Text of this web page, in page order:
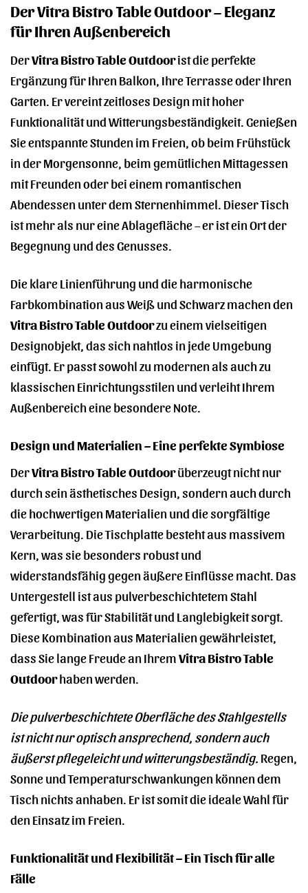
Der Vitra Bistro Table Outdoor – Eleganz
für Ihren Außenbereich
DerVitra Bistro Table Outdoorist die perfekte
Ergänzung für Ihren Balkon, Ihre Terrasse oder Ihren
Garten. Er vereint zeitloses Design mit hoher
Funktionalität und Witterungsbeständigkeit. Genießen
Sie entspannte Stunden im Freien, ob beim Frühstück
in der Morgensonne, beim gemütlichen Mittagessen
mit Freunden oder bei einem romantischen
Abendessen unter dem Sternenhimmel. Dieser Tisch
ist mehr als nur eine Ablagefläche – er ist ein Ort der
Begegnung und des Genusses.
Die klare Linienführung und die harmonische
Farbkombination aus Weiß und Schwarz machen den
Vitra Bistro Table Outdoorzu einem vielseitigen
Designobjekt, das sich nahtlos in jede Umgebung
einfügt. Er passt sowohl zu modernen als auch zu
klassischen Einrichtungsstilen und verleiht Ihrem
Außenbereich eine besondere Note.
Design und Materialien – Eine perfekte Symbiose
DerVitra Bistro Table Outdoorüberzeugt nicht nur
durch sein ästhetisches Design, sondern auch durch
die hochwertigen Materialien und die sorgfältige
Verarbeitung. Die Tischplatte besteht aus massivem
Kern, was sie besonders robust und
widerstandsfähig gegen äußere Einflüsse macht. Das
Untergestell ist aus pulverbeschichtetem Stahl
gefertigt, was für Stabilität und Langlebigkeit sorgt.
Diese Kombination aus Materialien gewährleistet,
dass Sie lange Freude an IhremVitra Bistro Table
Outdoorhaben werden.
Die pulverbeschichtete Oberfläche des Stahlgestells
ist nicht nur optisch ansprechend, sondern auch
äußerst pflegeleicht und witterungsbeständig. Regen,
Sonne und Temperaturschwankungen können dem
Tisch nichts anhaben. Er ist somit die ideale Wahl für
den Einsatz im Freien.
Funktionalität und Flexibilität – Ein Tisch für alle
Fälle